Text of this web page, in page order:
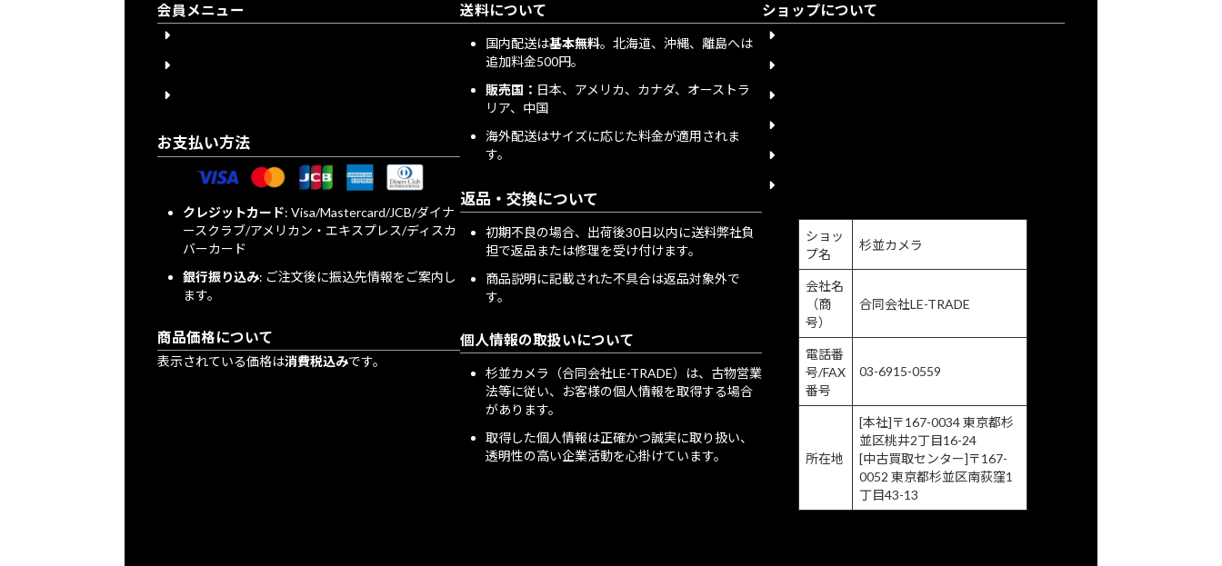
会員メニュー
お支払い方法
クレジットカード: Visa/Mastercard/JCB/ダイナ
ースクラブ/アメリカン・エキスプレス/ディスカ
バーカード
銀行振り込み: ご注文後に振込先情報をご案内し
ます。
商品価格について
表示されている価格は消費税込みです。
送料について
国内配送は基本無料。北海道、沖縄、離島へは
追加料金500円。
販売国： 日本、アメリカ、カナダ、オーストラ
リア、中国
海外配送はサイズに応じた料金が適用されま
す。
返品・交換について
初期不良の場合、出荷後30日以内に送料弊社負
担で返品または修理を受け付けます。
商品説明に記載された不具合は返品対象外で
す。
個人情報の取扱いについて
杉並カメラ（合同会社LE-TRADE）は、古物営業
法等に従い、お客様の個人情報を取得する場合
があります。
取得した個人情報は正確かつ誠実に取り扱い、
透明性の高い企業活動を心掛けています。
ショップについて
ショッ
プ名
杉並カメラ
会社名
（商
号）
合同会社LE-TRADE
電話番
号/FAX
番号
03-6915-0559
所在地
[本社]〒167-0034 東京都杉
並区桃井2丁目16-24
[中古買取センター]〒167-
0052 東京都杉並区南荻窪1
丁目43-13